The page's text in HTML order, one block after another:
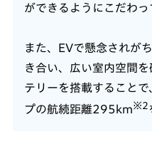
ができるようにこだわっ
また、EVで懸念されが
き合い、広い室内空間
テリーを搭載すること
プの航続距離295km※2